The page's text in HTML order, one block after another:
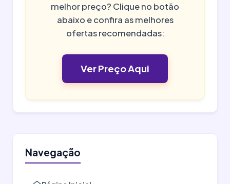
melhor preço? Clique no botão
abaixo e confira as melhores
ofertas recomendadas:
Ver Preço Aqui
Navegação